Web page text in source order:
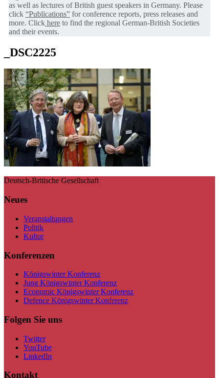
as well as lectures of British guest speakers in Germany. Please
click “Publications” for conference reports, press releases and
more. Click here to find the regional German-British Societies
and their events.
_DSC2225
Deutsch-Britische Gesellschaft
Neues
Veranstaltungen
Politik
Kultur
Konferenzen
Königswinter Konferenz
Jung Königswinter Konferenz
Economic Königswinter Konferenz
Defence Königswinter Konferenz
Folgen Sie uns
Twitter
YouTube
LinkedIn
Kontakt